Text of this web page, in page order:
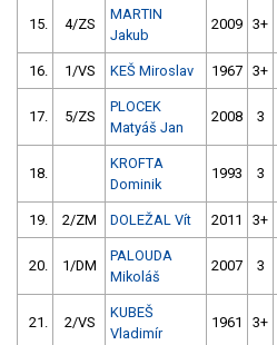
15. 4/ZS
MARTIN
Jakub
2009 3+
16. 1/VS KEŠ Miroslav 1967 3+
17. 5/ZS
PLOCEK
Matyáš Jan
2008 3
18.
KROFTA
Dominik
1993 3
19. 2/ZM DOLEŽAL Vít 2011 3+
20. 1/DM
PALOUDA
Mikoláš
2007 3
21. 2/VS
KUBEŠ
Vladimír
1961 3+